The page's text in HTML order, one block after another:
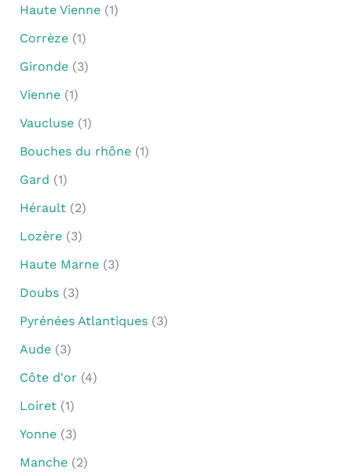
Haute Vienne(1)
Corrèze(1)
Gironde(3)
Vienne(1)
Vaucluse(1)
Bouches du rhône(1)
Gard (1)
Hérault(2)
Lozère(3)
Haute Marne(3)
Doubs(3)
Pyrénées Atlantiques(3)
Aude(3)
Côte d'or (4)
Loiret(1)
Yonne(3)
Manche(2)